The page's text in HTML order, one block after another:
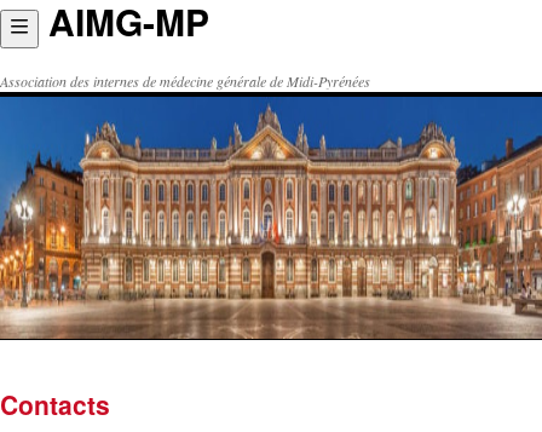
Aller
au
contenu
AIMG-MP
Association des internes de médecine générale de Midi-Pyrénées
Contacts